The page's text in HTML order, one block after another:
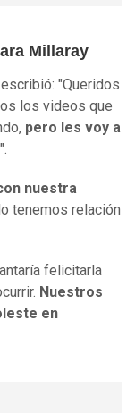
Millaray
"Queridos
los videos que
pero les voy a
".
nuestra
tenemos relación
felicitarla
Nuestros
en